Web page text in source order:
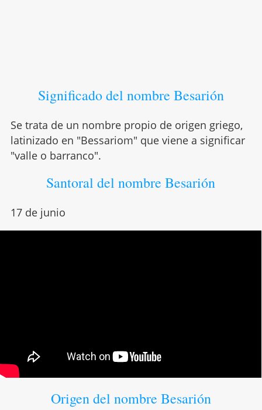
Significado del nombre Besarión
Se trata de un nombre propio de origen griego,
latinizado en "Bessariom" que viene a significar
"valle o barranco".
Santoral del nombre Besarión
17 de junio
Origen del nombre Besarión